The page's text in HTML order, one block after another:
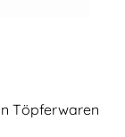
Töpferwaren